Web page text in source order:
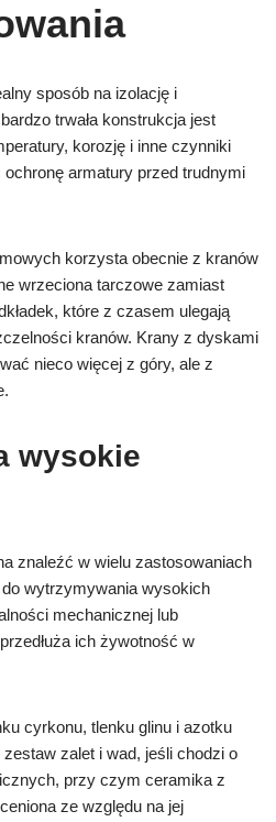
sposób na izolację i
trwała konstrukcja jest
korozję i inne czynniki
armatury przed trudnymi
korzysta obecnie z kranów
wrzeciona tarczowe zamiast
które z czasem ulegają
kranów. Krany z dyskami
nieco więcej z góry, ale z
wysokie
znaleźć w wielu zastosowaniach
wytrzymywania wysokich
mechanicznej lub
ich żywotność w
cyrkonu, tlenku glinu i azotku
zalet i wad, jeśli chodzi o
przy czym ceramika z
ze względu na jej